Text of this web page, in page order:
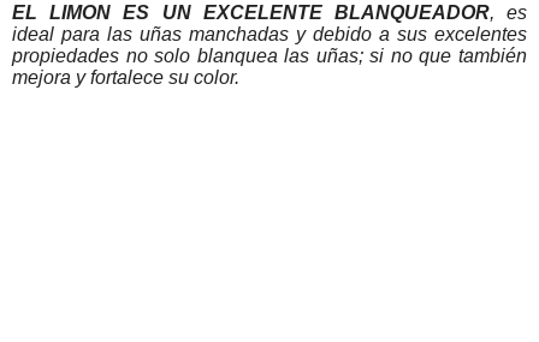
EL LIMON ES UN EXCELENTE BLANQUEADOR, es
ideal para las uñas manchadas y debido a sus excelentes
propiedades no solo blanquea las uñas; si no que también
mejora y fortalece su color.